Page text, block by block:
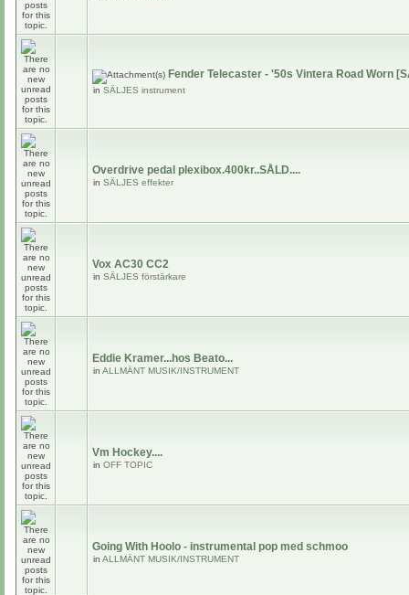
Fender Telecaster - '50s Vintera Road Worn
in SÄLJES instrument
Overdrive pedal plexibox.400kr..SÅLD....
in SÄLJES effekter
Vox AC30 CC2
in SÄLJES förstärkare
Eddie Kramer...hos Beato...
in ALLMÄNT MUSIK/INSTRUMENT
Vm Hockey....
in OFF TOPIC
Going With Hoolo - instrumental pop med schmoo
in ALLMÄNT MUSIK/INSTRUMENT